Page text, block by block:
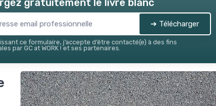
gratuitement le livre blanc
➔ Télécharger
ce formulaire, j’accepte d’être contacté(e) à des fins
par GC at WORK ! et ses partenaires.